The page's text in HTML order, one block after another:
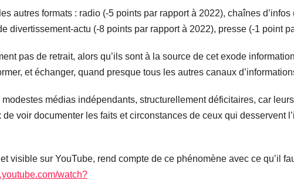
autres formats : radio (-5 points par rapport à 2022), chaînes
divertissement-actu (-8 points par rapport à 2022), presse (-1 point
pas de retrait, alors qu’ils sont à la source de cet exode
et échanger, quand presque tous les autres canaux
médias indépendants, structurellement déficitaires, car
voir documenter les faits et circonstances de ceux qui desservent
visible sur YouTube, rend compte de ce phénomène avec ce qu’il
watch?